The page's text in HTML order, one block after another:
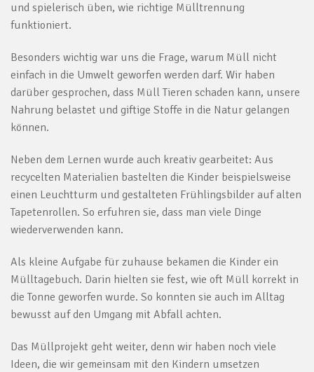
und spielerisch üben, wie richtige Mülltrennung
funktioniert.
Besonders wichtig war uns die Frage, warum Müll nicht
einfach in die Umwelt geworfen werden darf. Wir haben
darüber gesprochen, dass Müll Tieren schaden kann, unsere
Nahrung belastet und giftige Stoffe in die Natur gelangen
können.
Neben dem Lernen wurde auch kreativ gearbeitet: Aus
recycelten Materialien bastelten die Kinder beispielsweise
einen Leuchtturm und gestalteten Frühlingsbilder auf alten
Tapetenrollen. So erfuhren sie, dass man viele Dinge
wiederverwenden kann.
Als kleine Aufgabe für zuhause bekamen die Kinder ein
Mülltagebuch. Darin hielten sie fest, wie oft Müll korrekt in
die Tonne geworfen wurde. So konnten sie auch im Alltag
bewusst auf den Umgang mit Abfall achten.
Das Müllprojekt geht weiter, denn wir haben noch viele
Ideen, die wir gemeinsam mit den Kindern umsetzen